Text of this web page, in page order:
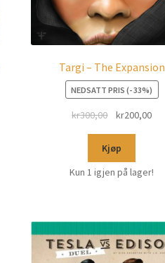
Targi – The Expansion
NEDSATT PRIS (- 33%)
kr300,00 kr200,00
Kjøp
Kun 1 igjen på lager!